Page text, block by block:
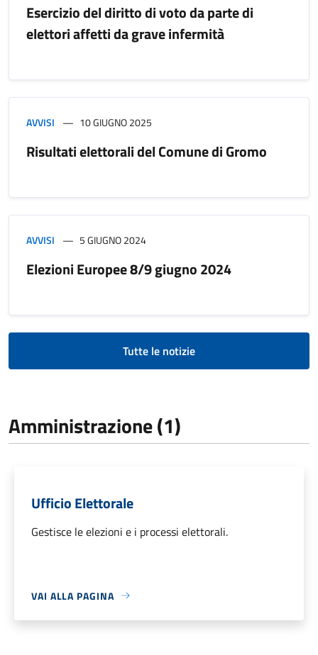
Esercizio del diritto di voto da parte di
elettori affetti da grave infermità
AVVISI 10 GIUGNO 2025
Risultati elettorali del Comune di Gromo
AVVISI 5 GIUGNO 2024
Elezioni Europee 8/9 giugno 2024
Tutte le notizie
Amministrazione (1)
Ufficio Elettorale
Gestisce le elezioni e i processi elettorali.
VAI ALLA PAGINA